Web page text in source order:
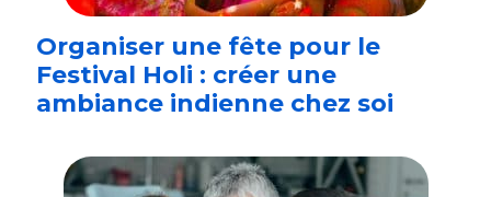
Organiser une fête pour le
Festival Holi : créer une
ambiance indienne chez soi